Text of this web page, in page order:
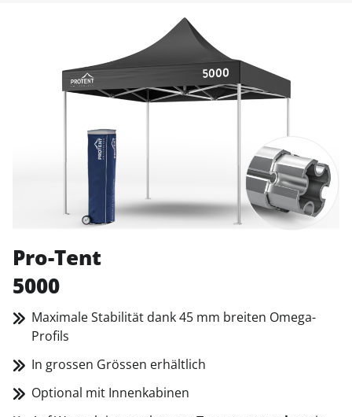
Pro-Tent
5000
Maximale Stabilität dank 45 mm breiten Omega-
Profils
In grossen Grössen erhältlich
Optional mit Innenkabinen